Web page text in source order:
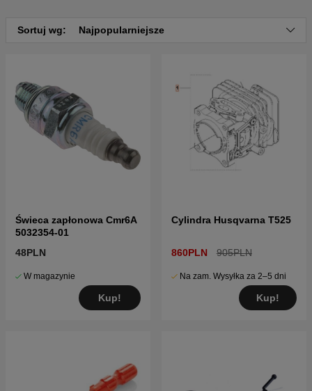
Sortuj wg: Najpopularniejsze
Świeca zapłonowa Cmr6A
5032354-01
48PLN
W magazynie
Kup!
Cylindra Husqvarna T525
860PLN 905PLN
Na zam. Wysyłka za 2–5 dni
Kup!